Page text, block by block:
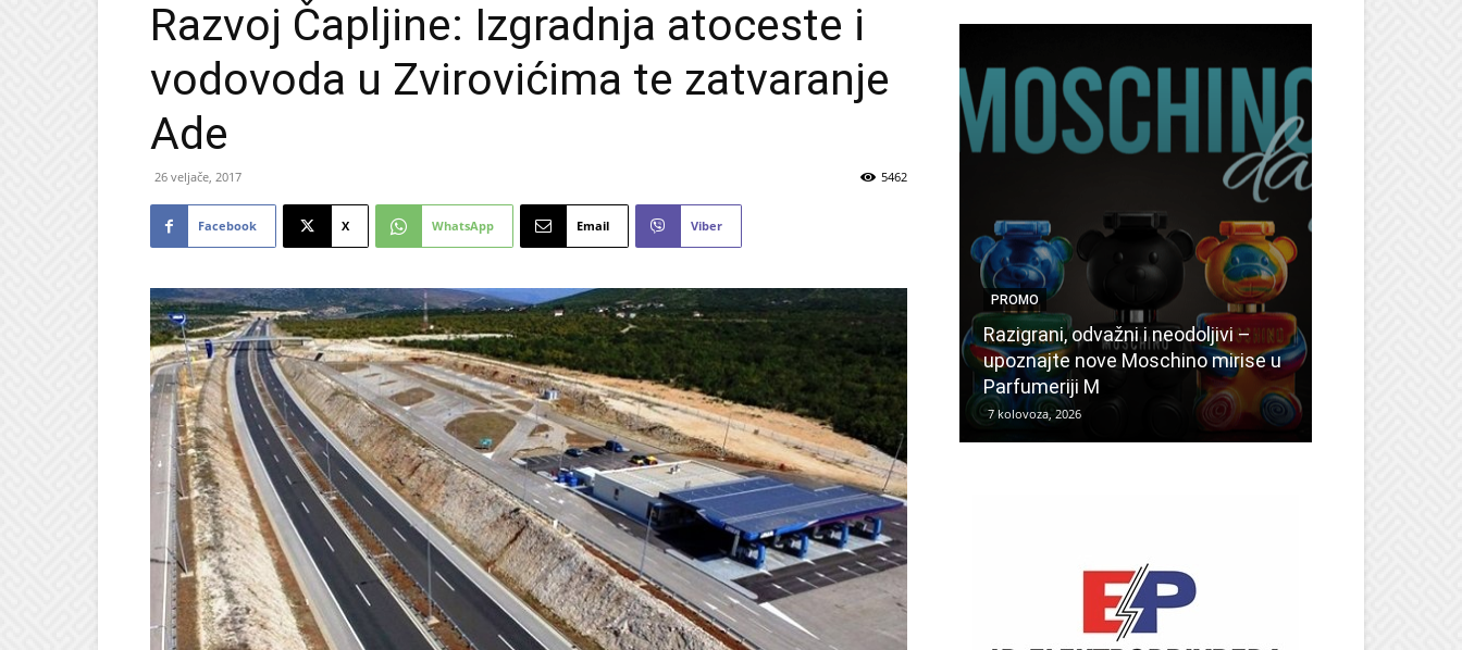
Razvoj Čapljine: Izgradnja atoceste i
vodovoda u Zvirovićima te zatvaranje
Ade
26 veljače, 2017 5462
Facebook X WhatsApp Email Viber
PROMO
Razigrani, odvažni i neodoljivi –
upoznajte nove Moschino mirise u
Parfumeriji M
7 kolovoza, 2026